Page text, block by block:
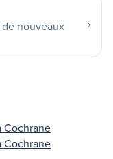
nouveaux
Cochrane
Cochrane